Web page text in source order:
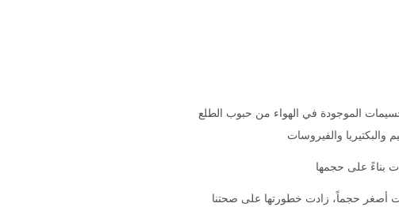
الموجودة في الهواء من حبوب الطلع
والبكتيريا والفيروسات
بناءً على حجمها
أصغر حجماً، زادت خطورتها على صحتنا